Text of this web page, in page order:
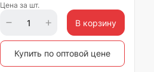
Цена за шт.
В корзину
Купить по оптовой цене